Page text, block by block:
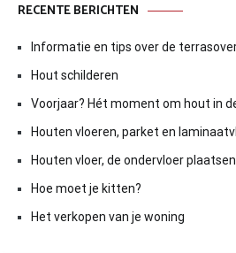
RECENTE BERICHTEN
Informatie en tips over de
Hout schilderen
Voorjaar? Hét moment om hout in
Houten vloeren, parket en
Houten vloer, de ondervloer plaatsen
Hoe moet je kitten?
Het verkopen van je woning